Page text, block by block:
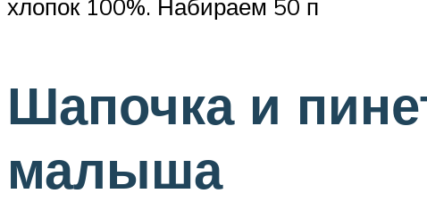
хлопок 100%. Набираем 50 п
Шапочка и
малыша